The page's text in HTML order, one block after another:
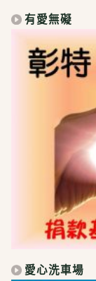
有愛無礙
愛心洗車場